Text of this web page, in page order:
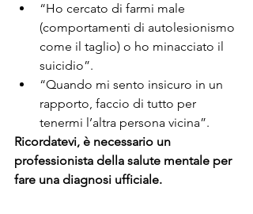
“Ho cercato di farmi male
(comportamenti di autolesionismo
come il taglio) o ho minacciato il
suicidio”.
“Quando mi sento insicuro in un
rapporto, faccio di tutto per
tenermi l’altra persona vicina”.
Ricordatevi, è necessario un
professionista della salute mentale per
fare una diagnosi ufficiale.